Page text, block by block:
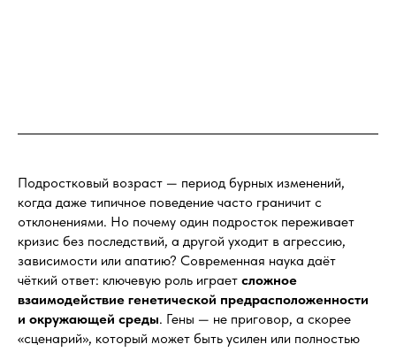
Подростковый возраст — период бурных изменений,
когда даже типичное поведение часто граничит с
отклонениями. Но почему один подросток переживает
кризис без последствий, а другой уходит в агрессию,
зависимости или апатию? Современная наука даёт
чёткий ответ: ключевую роль играет сложное
взаимодействие генетической предрасположенности
и окружающей среды. Гены — не приговор, а скорее
«сценарий», который может быть усилен или полностью